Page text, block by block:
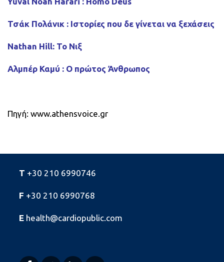
ΒΙΒΛΙΑ ΚΑΙ
ΣΥΓΓΡΑΦΕΙΣ
όποιος τα διάβασε είπε…
«βιβλιάρες»!
Τσάκ Πολάνικ : Ιστορίες που δε γίνεται να ξεχάσεις
Nathan Hill: Το Νιξ
Αλμπέρ Καμύ : Ο πρώτος Άνθρωπος
Πηγή: www.athensvoice.gr
T +30 210 6990746
F +30 210 6990768
E health@cardiopublic.com